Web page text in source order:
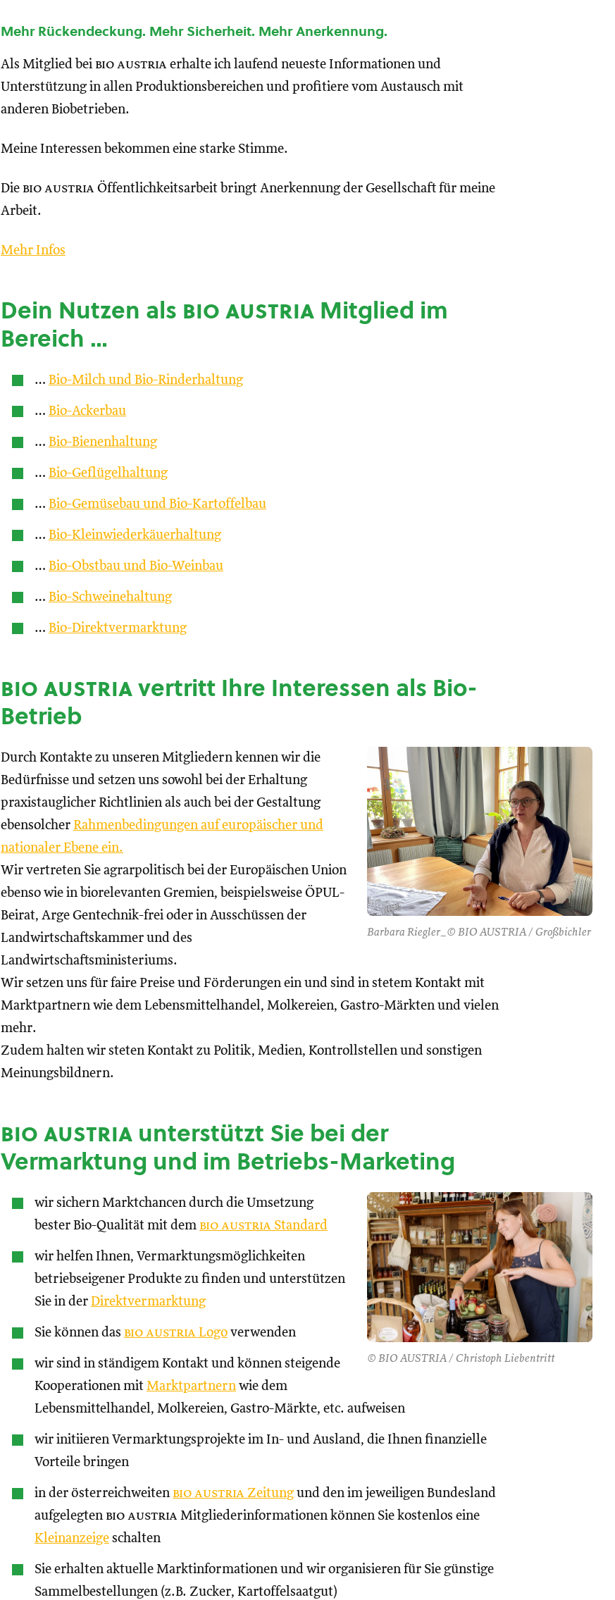
Mehr Rückendeckung. Mehr Sicherheit. Mehr Anerkennung.
Als Mitglied bei bio austria erhalte ich laufend neueste Informationen und
Unterstützung in allen Produktionsbereichen und profitiere vom Austausch mit
anderen Biobetrieben.
Meine Interessen bekommen eine starke Stimme.
Die bio austria Öffentlichkeitsarbeit bringt Anerkennung der Gesellschaft für meine
Arbeit.
Mehr Infos
Dein Nutzen als bio austria Mitglied im
Bereich …
… Bio-Milch und Bio-Rinderhaltung
… Bio-Ackerbau
… Bio-Bienenhaltung
… Bio-Geflügelhaltung
… Bio-Gemüsebau und Bio-Kartoffelbau
… Bio-Kleinwiederkäuerhaltung
… Bio-Obstbau und Bio-Weinbau
… Bio-Schweinehaltung
… Bio-Direktvermarktung
bio austriavertritt Ihre Interessen als Bio-
Betrieb
Barbara Riegler_© BIO AUSTRIA / Großbichler
Durch Kontakte zu unseren Mitgliedern kennen wir die
Bedürfnisse und setzen uns sowohl bei der Erhaltung
praxistauglicher Richtlinien als auch bei der Gestaltung
ebensolcher Rahmenbedingungen auf europäischer und
nationaler Ebene ein.
Wir vertreten Sie agrarpolitisch bei der Europäischen Union
ebenso wie in biorelevanten Gremien, beispielsweise ÖPUL-
Beirat, Arge Gentechnik-frei oder in Ausschüssen der
Landwirtschaftskammer und des
Landwirtschaftsministeriums.
Wir setzen uns für faire Preise und Förderungen ein und sind in stetem Kontakt mit
Marktpartnern wie dem Lebensmittelhandel, Molkereien, Gastro-Märkten und vielen
mehr.
Zudem halten wir steten Kontakt zu Politik, Medien, Kontrollstellen und sonstigen
Meinungsbildnern.
bio austria unterstützt Sie bei der
Vermarktung und im Betriebs-Marketing
© BIO AUSTRIA / Christoph Liebentritt
wir sichern Marktchancen durch die Umsetzung
bester Bio-Qualität mit dem bio austria Standard
wir helfen Ihnen, Vermarktungsmöglichkeiten
betriebseigener Produkte zu finden und unterstützen
Sie in der Direktvermarktung
Sie können das bio austria Logo verwenden
wir sind in ständigem Kontakt und können steigende
Kooperationen mit Marktpartnernwie dem
Lebensmittelhandel, Molkereien, Gastro-Märkte, etc. aufweisen
wir initiieren Vermarktungsprojekte im In- und Ausland, die Ihnen finanzielle
Vorteile bringen
in der österreichweiten bio austria Zeitungund den im jeweiligen Bundesland
aufgelegten bio austria Mitgliederinformationen können Sie kostenlos eine
Kleinanzeige schalten
Sie erhalten aktuelle Marktinformationen und wir organisieren für Sie günstige
Sammelbestellungen (z.B. Zucker, Kartoffelsaatgut)